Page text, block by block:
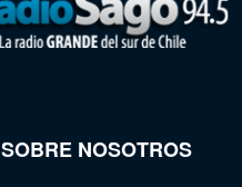
SOBRE NOSOTROS